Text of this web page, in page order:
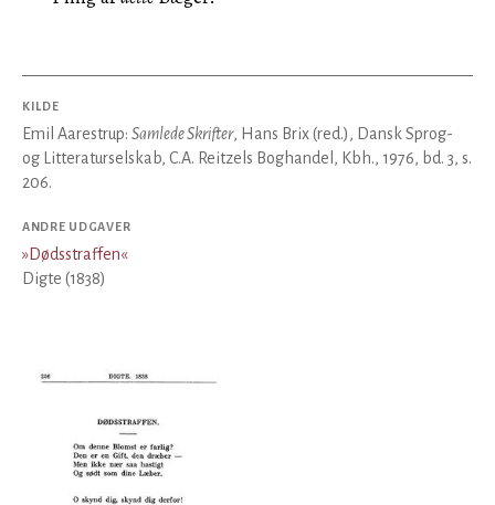
KILDE
Emil Aarestrup: Samlede Skrifter, Hans Brix (red.), Dansk Sprog-
og Litteraturselskab, C.A. Reitzels Boghandel, Kbh., 1976, bd. 3, s.
206.
ANDRE UDGAVER
»Dødsstraffen«
Digte (1838)